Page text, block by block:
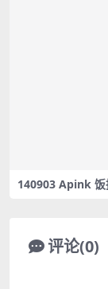
140903 Apink 饭
评论(0)